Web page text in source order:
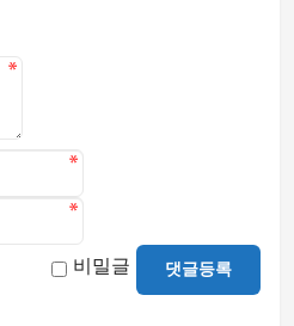
비밀글 댓글등록